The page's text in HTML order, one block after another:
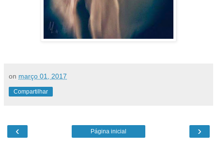
on março 01, 2017
Compartilhar
‹ ›
Página inicial